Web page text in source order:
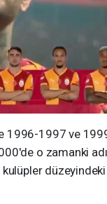
1997 ve
o zamanki
düzeyindeki